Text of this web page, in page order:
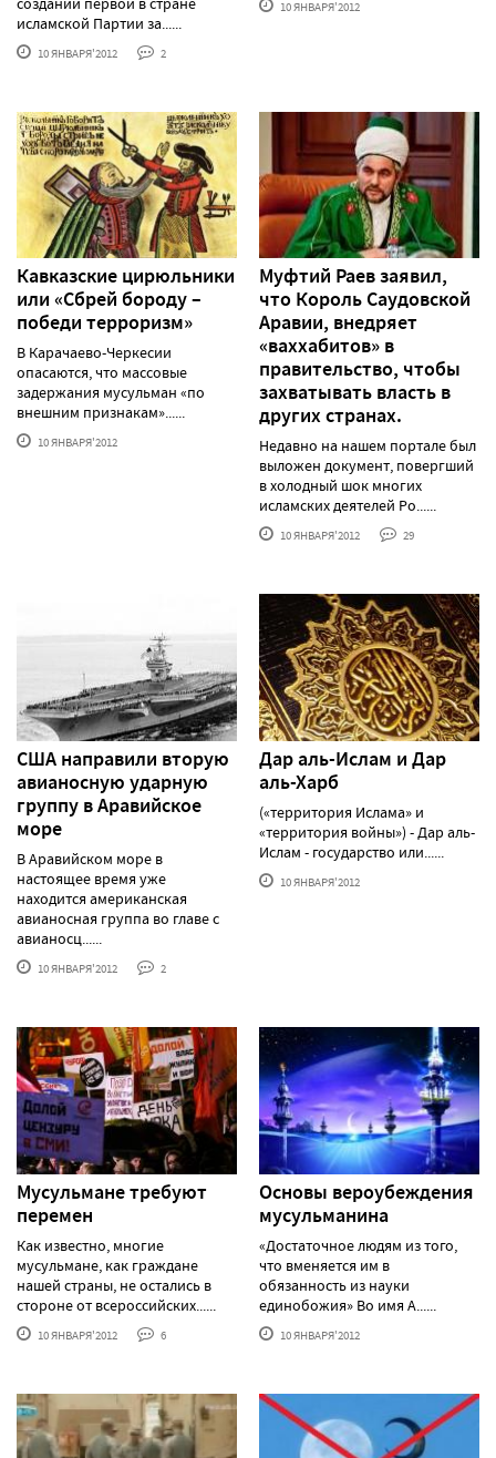
исламской Партии за......
10 ЯНВАРЯ'2012 2
10 ЯНВАРЯ'2012
Кавказские цирюльники
или «Сбрей бороду –
победи терроризм»
В Карачаево-Черкесии
опасаются, что массовые
задержания мусульман «по
внешним признакам»......
10 ЯНВАРЯ'2012
Муфтий Раев заявил,
что Король Саудовской
Аравии, внедряет
«ваххабитов» в
правительство, чтобы
захватывать власть в
других странах.
Недавно на нашем портале был
выложен документ, повергший
в холодный шок многих
исламских деятелей Ро......
10 ЯНВАРЯ'2012 29
США направили вторую
авианосную ударную
группу в Аравийское
море
В Аравийском море в
настоящее время уже
находится американская
авианосная группа во главе с
авианосц......
10 ЯНВАРЯ'2012 2
Дар аль-Ислам и Дар
аль-Харб
(«территория Ислама» и
«территория войны») - Дар аль-
Ислам - государство или......
10 ЯНВАРЯ'2012
Мусульмане требуют
перемен
Как известно, многие
мусульмане, как граждане
нашей страны, не остались в
стороне от всероссийских......
10 ЯНВАРЯ'2012 6
Основы вероубеждения
мусульманина
«Достаточное людям из того,
что вменяется им в
обязанность из науки
единобожия» Во имя А......
10 ЯНВАРЯ'2012